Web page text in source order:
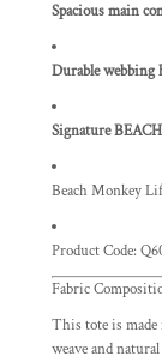
Spacious main
Durable webbing
Signature
Beach Monkey
Product Code:
Fabric
This tote is
weave and